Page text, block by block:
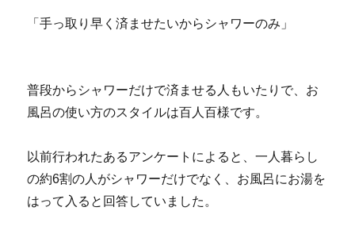
「手っ取り早く済ませたいからシャワーのみ」
普段からシャワーだけで済ませる人もいたりで、お
風呂の使い方のスタイルは百人百様です。
以前行われたあるアンケートによると、一人暮らし
の約6割の人がシャワーだけでなく、お風呂にお湯を
はって入ると回答していました。